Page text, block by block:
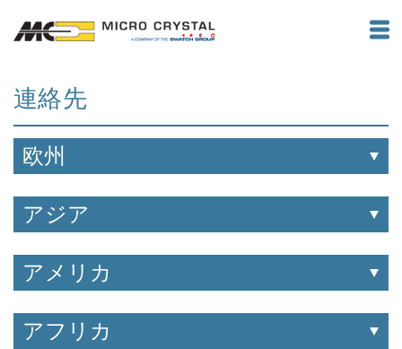
連絡先
欧州
アジア
アメリカ
アフリカ